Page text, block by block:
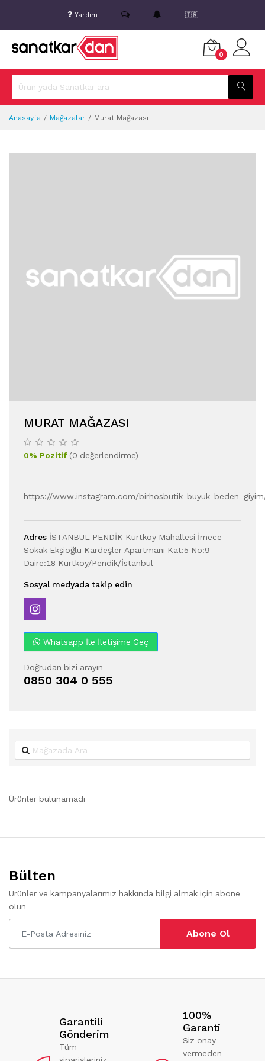
Yardım 🇹🇷
0
Anasayfa Mağazalar Murat Mağazası
MURAT MAĞAZASI
0% Pozitif(0 değerlendirme)
https://www.instagram.com/
Adres İSTANBUL PENDİK Kurtköy Mahallesi İmece
Sokak Ekşioğlu Kardeşler Apartmanı Kat:5 No:9
Daire:18 Kurtköy/Pendik/İstanbul
Sosyal medyada takip edin
Whatsapp İle İletişime Geç
Doğrudan bizi arayın
0850 304 0 555
Ürünler bulunamadı
Bülten
Ürünler ve kampanyalarımız hakkında bilgi almak için abone
olun
Abone Ol
Garantili
Gönderim
Tüm
100%
Garanti
Siz onay
vermeden